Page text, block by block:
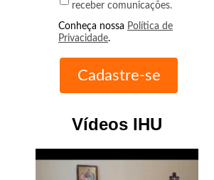
receber comunicações.
Conheça nossa Política de
Privacidade.
Vídeos IHU